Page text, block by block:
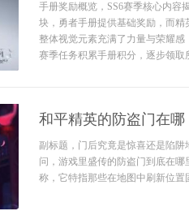
手册奖励概览，SS6赛季核心内容
块，勇者手册提供基础奖励，而
整体视觉元素充满了力量与荣耀
赛季任务积累手册积分，逐步领取
和平精英的防盗门在
副标题，门后究竟是惊喜还是陷
问，游戏里盛传的防盗门到底在
称，它特指那些在地图中刷新位置